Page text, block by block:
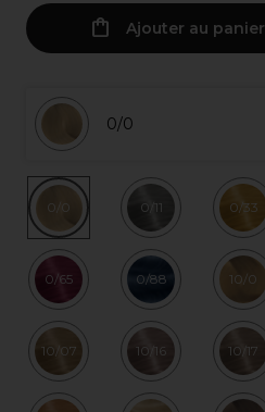
Ajouter au panier
0/0
0/0 0/11 0/33
0/65 0/88 10/0
10/07 10/16 10/17